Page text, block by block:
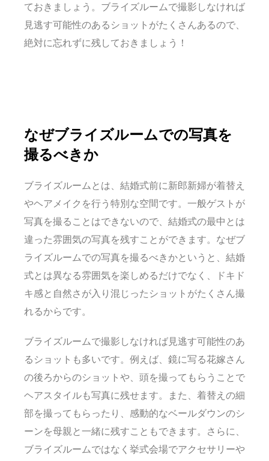
ておきましょう。ブライズルームで撮影しなければ
見逃す可能性のあるショットがたくさんあるので、
絶対に忘れずに残しておきましょう！
なぜブライズルームでの写真を
撮るべきか
ブライズルームとは、結婚式前に新郎新婦が着替え
やヘアメイクを行う特別な空間です。一般ゲストが
写真を撮ることはできないので、結婚式の最中とは
違った雰囲気の写真を残すことができます。なぜブ
ライズルームでの写真を撮るべきかというと、結婚
式とは異なる雰囲気を楽しめるだけでなく、ドキド
キ感と自然さが入り混じったショットがたくさん撮
れるからです。
ブライズルームで撮影しなければ見逃す可能性のあ
るショットも多いです。例えば、鏡に写る花嫁さん
の後ろからのショットや、頭を撮ってもらうことで
ヘアスタイルも写真に残せます。また、着替えの細
部を撮ってもらったり、感動的なベールダウンのシ
ーンを母親と一緒に残すこともできます。さらに、
ブライズルームではなく挙式会場でアクセサリーや